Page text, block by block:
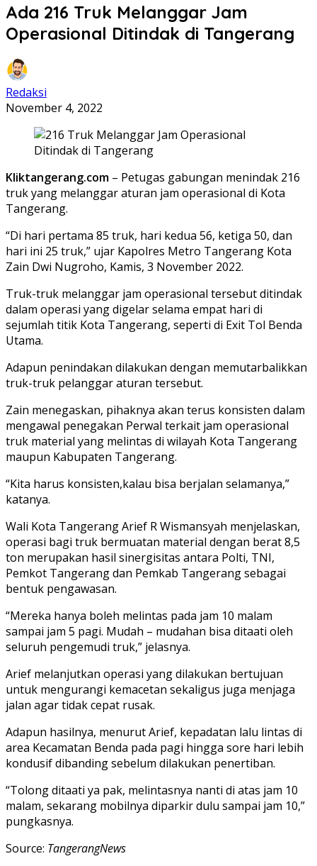
Ada 216 Truk Melanggar Jam
Operasional Ditindak di Tangerang
Redaksi
November 4, 2022
Kliktangerang.com – Petugas gabungan menindak 216
truk yang melanggar aturan jam operasional di Kota
Tangerang.
“Di hari pertama 85 truk, hari kedua 56, ketiga 50, dan
hari ini 25 truk,” ujar Kapolres Metro Tangerang Kota
Zain Dwi Nugroho, Kamis, 3 November 2022.
Truk-truk melanggar jam operasional tersebut ditindak
dalam operasi yang digelar selama empat hari di
sejumlah titik Kota Tangerang, seperti di Exit Tol Benda
Utama.
Adapun penindakan dilakukan dengan memutarbalikkan
truk-truk pelanggar aturan tersebut.
Zain menegaskan, pihaknya akan terus konsisten dalam
mengawal penegakan Perwal terkait jam operasional
truk material yang melintas di wilayah Kota Tangerang
maupun Kabupaten Tangerang.
“Kita harus konsisten,kalau bisa berjalan selamanya,”
katanya.
Wali Kota Tangerang Arief R Wismansyah menjelaskan,
operasi bagi truk bermuatan material dengan berat 8,5
ton merupakan hasil sinergisitas antara Polti, TNI,
Pemkot Tangerang dan Pemkab Tangerang sebagai
bentuk pengawasan.
“Mereka hanya boleh melintas pada jam 10 malam
sampai jam 5 pagi. Mudah – mudahan bisa ditaati oleh
seluruh pengemudi truk,” jelasnya.
Arief melanjutkan operasi yang dilakukan bertujuan
untuk mengurangi kemacetan sekaligus juga menjaga
jalan agar tidak cepat rusak.
Adapun hasilnya, menurut Arief, kepadatan lalu lintas di
area Kecamatan Benda pada pagi hingga sore hari lebih
kondusif dibanding sebelum dilakukan penertiban.
“Tolong ditaati ya pak, melintasnya nanti di atas jam 10
malam, sekarang mobilnya diparkir dulu sampai jam 10,”
pungkasnya.
Source: TangerangNews